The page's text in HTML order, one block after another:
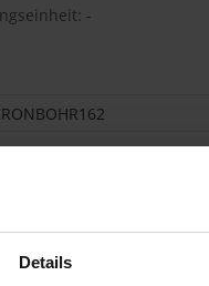
Details
-
(exkl. Mwst.)